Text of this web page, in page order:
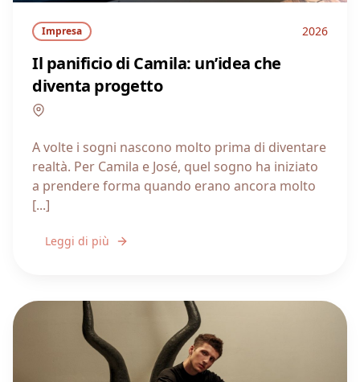
Impresa 2026
Il panificio di Camila: un’idea che
diventa progetto
A volte i sogni nascono molto prima di diventare
realtà. Per Camila e José, quel sogno ha iniziato
a prendere forma quando erano ancora molto
[...]
Leggi di più